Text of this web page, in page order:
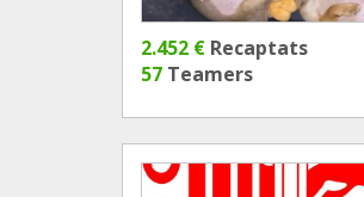
2.452 € Recaptats
57 Teamers